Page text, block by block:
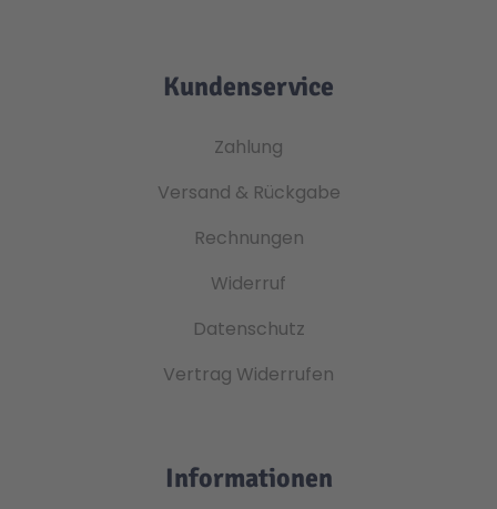
Kundenservice
Zahlung
Versand & Rückgabe
Rechnungen
Widerruf
Datenschutz
Vertrag Widerrufen
Informationen